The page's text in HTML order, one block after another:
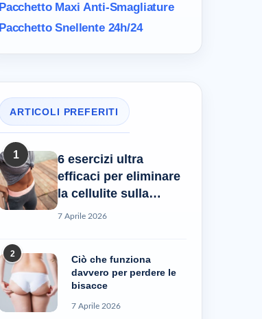
Pacchetto MaxiAnti-Smagliature
Pacchetto Snellente 24h/24
ARTICOLI PREFERITI
1
6 esercizi ultra
efficaci per eliminare
la cellulite sulla
pancia
7 Aprile 2026
2
Ciò che funziona
davvero per perdere le
bisacce
7 Aprile 2026